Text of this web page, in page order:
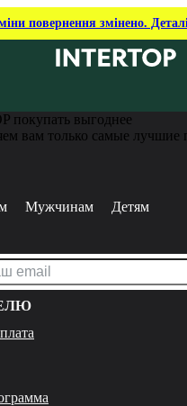
повернення змінено.
покупать выгоднее
вам только самые лучшие
Мужчинам Детям